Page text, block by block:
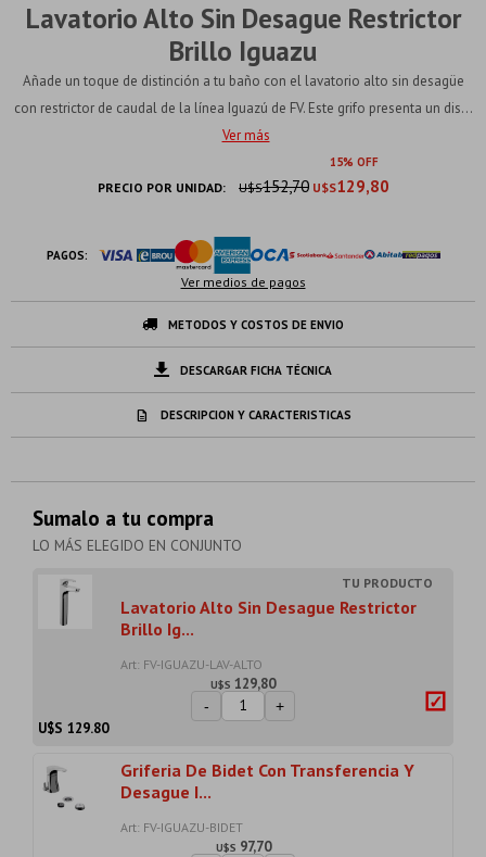
Lavatorio Alto Sin Desague Restrictor
Brillo Iguazu
Añade un toque de distinción a tu baño con el lavatorio alto sin desagüe
con restrictor de caudal de la línea Iguazú de FV. Este grifo presenta un dis...
Ver más
15
PRECIO POR UNIDAD: U$S129,80
U$S152,70
PAGOS:
Ver medios de pagos
METODOS Y COSTOS DE ENVIO
DESCARGAR FICHA TÉCNICA
DESCRIPCION Y CARACTERISTICAS
Sumalo a tu compra
LO MÁS ELEGIDO EN CONJUNTO
Lavatorio Alto Sin Desague Restrictor
Brillo Ig...
Art: FV-IGUAZU-LAV-ALTO
U$S 129,80
- +
U$S 129.80
Griferia De Bidet Con Transferencia Y
Desague I...
Art: FV-IGUAZU-BIDET
U$S 97,70